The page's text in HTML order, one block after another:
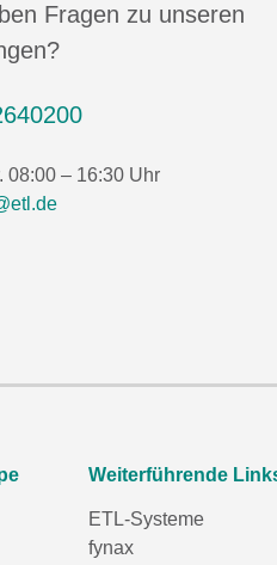
Fragen zu unseren
08:00 – 16:30 Uhr
Weiterführende
ETL-Systeme
fynax